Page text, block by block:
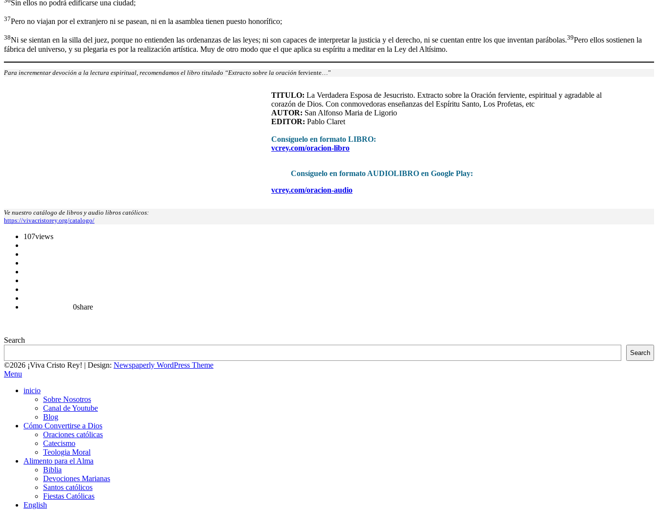
Sin ellos no podrá edificarse una ciudad;
37Pero no viajan por el extranjero ni se pasean, ni en la asamblea tienen puesto honorífico;
38Ni se sientan en la silla del juez, porque no entienden las ordenanzas de las leyes; ni son capaces de interpretar la justicia y el derecho, ni se cuentan entre los que inventan parábolas.39Pero ellos sostienen la
fábrica del universo, y su plegaria es por la realización artística. Muy de otro modo que el que aplica su espíritu a meditar en la Ley del Altísimo.
Para incrementar devoción a la lectura espiritual, recomendamos el libro titulado “Extracto sobre la oración ferviente…”
TITULO: La Verdadera Esposa de Jesucristo. Extracto sobre la Oración ferviente, espiritual y agradable al
corazón de Dios. Con conmovedoras enseñanzas del Espíritu Santo, Los Profetas, etc
AUTOR: San Alfonso Maria de Ligorio
EDITOR: Pablo Claret
Consíguelo en formato LIBRO:
vcrey.com/oracion-libro
Consíguelo en formato AUDIOLIBRO en Google Play:
vcrey.com/oracion-audio
Ve nuestro catálogo de libros y audio libros católicos:
https://vivacristorey.org/catalogo/
107views
0share
Search
Search
©2026 ¡Viva Cristo Rey! | Design: Newspaperly WordPress Theme
Menu
inicio
Sobre Nosotros
Canal de Youtube
Blog
Cómo Convertirse a Dios
Oraciones católicas
Catecismo
Teologia Moral
Alimento para el Alma
Biblia
Devociones Marianas
Santos católicos
Fiestas Católicas
English